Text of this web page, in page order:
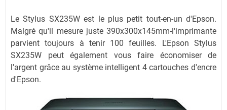
Le Stylus SX235W est le plus petit tout-en-un d'Epson.
Malgré qu'il mesure juste 390x300x145mm-l'imprimante
parvient toujours à tenir 100 feuilles. L'Epson Stylus
SX235W peut également vous faire économiser de
l'argent grâce au système intelligent 4 cartouches d'encre
d'Epson.